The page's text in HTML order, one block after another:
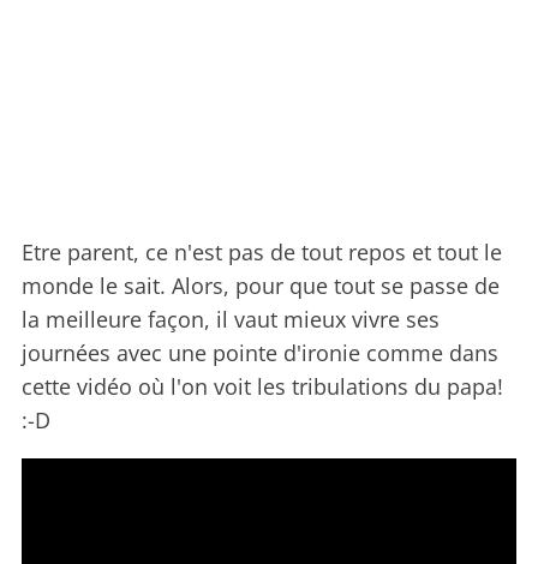
Etre parent, ce n'est pas de tout repos et tout le
monde le sait. Alors, pour que tout se passe de
la meilleure façon, il vaut mieux vivre ses
journées avec une pointe d'ironie comme dans
cette vidéo où l'on voit les tribulations du papa!
:-D